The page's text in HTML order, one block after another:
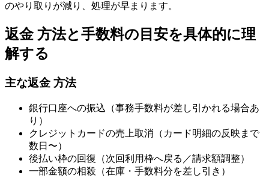
のやり取りが減り、処理が早まります。
返金 方法と手数料の目安を具体的に理
解する
主な返金 方法
銀行口座への振込（事務手数料が差し引かれる場合あ
り）
クレジットカードの売上取消（カード明細の反映まで
数日〜）
後払い枠の回復（次回利用枠へ戻る／請求額調整）
一部金額の相殺（在庫・手数料分を差し引き）